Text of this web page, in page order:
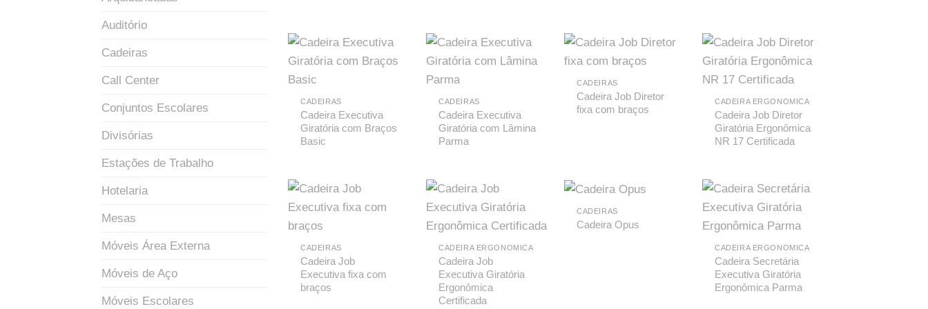
Auditório
Cadeiras
Call Center
Conjuntos Escolares
Divisórias
Estações de Trabalho
Hotelaria
Mesas
Móveis Área Externa
Móveis de Aço
Móveis Escolares
CADEIRAS
Cadeira Executiva
Giratória com Braços
Basic
CADEIRAS
Cadeira Executiva
Giratória com Lâmina
Parma
CADEIRAS
Cadeira Job Diretor
fixa com braços
CADEIRA ERGONOMICA
Cadeira Job Diretor
Giratória Ergonômica
NR 17 Certificada
CADEIRAS
Cadeira Job
Executiva fixa com
braços
CADEIRA ERGONOMICA
Cadeira Job
Executiva Giratória
Ergonômica
Certificada
CADEIRAS
Cadeira Opus
CADEIRA ERGONOMICA
Cadeira Secretária
Executiva Giratória
Ergonômica Parma